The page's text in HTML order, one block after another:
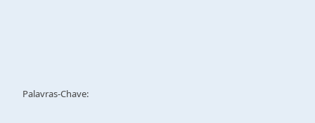
Palavras-Chave: